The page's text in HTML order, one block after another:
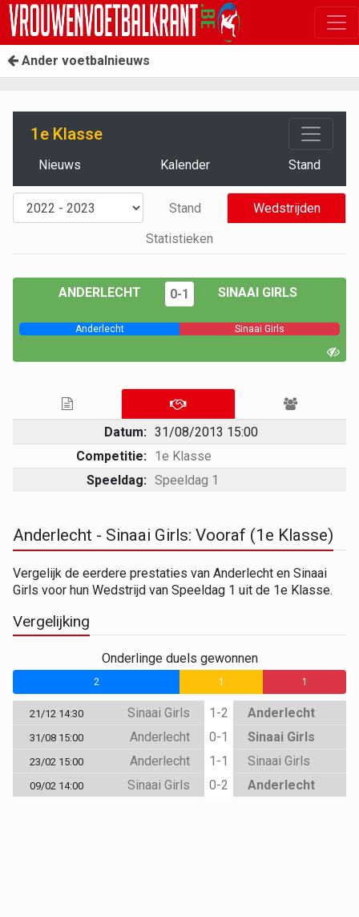
Ander voetbalnieuws
1e Klasse
Nieuws Kalender Stand
Stand
Wedstrijden
Statistieken
ANDERLECHT 0-1 SINAAI GIRLS
Anderlecht Sinaai Girls
Datum: 31/08/2013 15:00
Competitie: 1e Klasse
Speeldag: Speeldag 1
Anderlecht - Sinaai Girls: Vooraf (1e Klasse)
Vergelijk de eerdere prestaties van Anderlecht en Sinaai
Girls voor hun Wedstrijd van Speeldag 1 uit de 1e Klasse.
Vergelijking
Onderlinge duels gewonnen
2 1 1
21/12 14:30 Sinaai Girls 1-2 Anderlecht
31/08 15:00 Anderlecht 0-1 Sinaai Girls
23/02 15:00 Anderlecht 1-1 Sinaai Girls
09/02 14:00 Sinaai Girls 0-2 Anderlecht